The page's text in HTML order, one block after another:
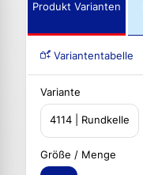
Produkt Varianten
Variantentabelle
Variante
4114 | Rundkelle
Größe / Menge